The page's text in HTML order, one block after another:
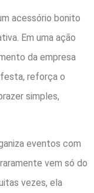
acessório bonito
Em uma ação
da empresa
reforça o
simples,
eventos com
vem só do
vezes, ela